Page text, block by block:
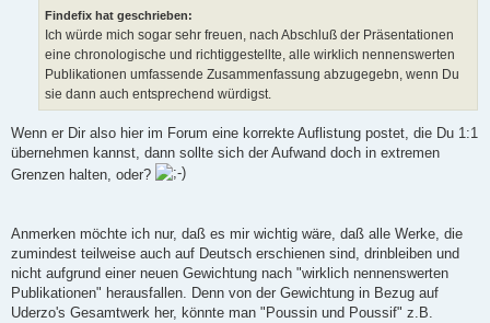
Findefix hat geschrieben:
Ich würde mich sogar sehr freuen, nach Abschluß der Präsentationen
eine chronologische und richtiggestellte, alle wirklich nennenswerten
Publikationen umfassende Zusammenfassung abzugegebn, wenn Du
sie dann auch entsprechend würdigst.
Wenn er Dir also hier im Forum eine korrekte Auflistung postet, die Du 1:1
übernehmen kannst, dann sollte sich der Aufwand doch in extremen
Grenzen halten, oder?
Anmerken möchte ich nur, daß es mir wichtig wäre, daß alle Werke, die
zumindest teilweise auch auf Deutsch erschienen sind, drinbleiben und
nicht aufgrund einer neuen Gewichtung nach "wirklich nennenswerten
Publikationen" herausfallen. Denn von der Gewichtung in Bezug auf
Uderzo's Gesamtwerk her, könnte man "Poussin und Poussif" z.B.